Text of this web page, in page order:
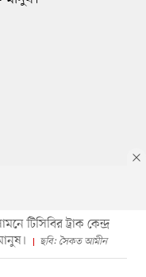
টিসিবির ট্রাক কেন্দ্র
ছবি: সৈকত আমীন